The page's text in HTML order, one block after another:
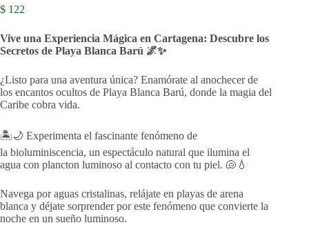
$ 122
Vive una Experiencia Mágica en Cartagena: Descubre los
Secretos de Playa Blanca Barú 🌌✨
¿Listo para una aventura única? Enamórate al anochecer de
los encantos ocultos de Playa Blanca Barú, donde la magia del
Caribe cobra vida.
🏝️🌙 Experimenta el fascinante fenómeno de
la bioluminiscencia, un espectáculo natural que ilumina el
agua con plancton luminoso al contacto con tu piel. 🐚💧
Navega por aguas cristalinas, relájate en playas de arena
blanca y déjate sorprender por este fenómeno que convierte la
noche en un sueño luminoso.